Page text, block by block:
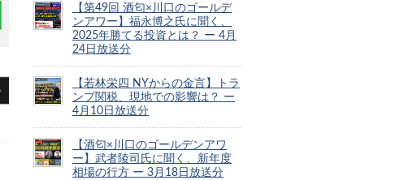
【第49回 酒匂×川口のゴールデ
ンアワー】福永博之氏に聞く、
2025年勝てる投資とは？ ー 4月
24日放送分
【若林栄四 NYからの金言】トラ
ンプ関税、現地での影響は？ ー
4月10日放送分
【酒匂×川口のゴールデンアワ
ー】武者陵司氏に聞く、新年度
相場の行方 ー 3月18日放送分